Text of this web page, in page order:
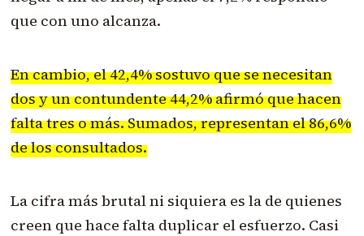
que con uno alcanza.
En cambio, el 42,4% sostuvo que se necesitan
dos y un contundente 44,2% afirmó que hacen
falta tres o más. Sumados, representan el 86,6%
de los consultados.
La cifra más brutal ni siquiera es la de quienes
creen que hace falta duplicar el esfuerzo. Casi